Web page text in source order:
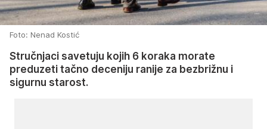
Foto: Nenad Kostić
Stručnjaci savetuju kojih 6 koraka morate
preduzeti tačno deceniju ranije za bezbrižnu i
sigurnu starost.